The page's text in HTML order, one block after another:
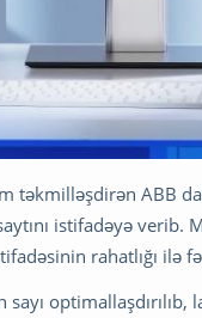
təkmilləşdirən ABB
istifadəyə verib.
rahatlığı ilə
optimallaşdırılıb,